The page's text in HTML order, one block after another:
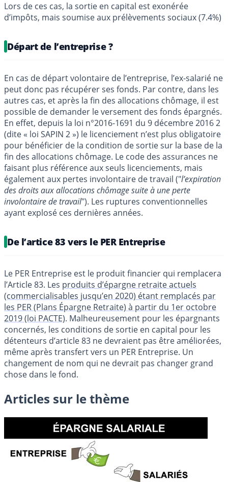
Lors de ces cas, la sortie en capital est exonérée
d’impôts, mais soumise aux prélèvements sociaux (7.4%)
Départ de l’entreprise ?
En cas de départ volontaire de l’entreprise, l’ex-salarié ne
peut donc pas récupérer ses fonds. Par contre, dans les
autres cas, et après la fin des allocations chômage, il est
possible de demander le versement des fonds épargnés.
En effet, depuis la loi n°2016-1691 du 9 décembre 2016 2
(dite « loi SAPIN 2 ») le licenciement n’est plus obligatoire
pour bénéficier de la condition de sortie sur la base de la
fin des allocations chômage. Le code des assurances ne
faisant plus référence aux seuls licenciements, mais
également aux pertes involontaire de travail ("l’expiration
des droits aux allocations chômage suite à une perte
involontaire de travail"). Les ruptures conventionnelles
ayant explosé ces dernières années.
De l’artice 83 vers le PER Entreprise
Le PER Entreprise est le produit financier qui remplacera
l’Article 83. Les produits d’épargne retraite actuels
(commercialisables jusqu’en 2020) étant remplacés par
les PER (Plans Épargne Retraite) à partir du 1er octobre
2019 (loi PACTE). Malheureusement pour les épargnants
concernés, les conditions de sortie en capital pour les
détenteurs d’article 83 ne devraient pas être améliorées,
même après transfert vers un PER Entreprise. Un
changement de nom qui ne devrait pas changer grand
chose dans le fond.
Articles sur le thème